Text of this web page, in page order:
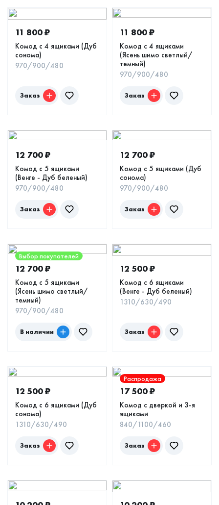
11 800₽
Комод с 4 ящиками (Дуб
сонома)
970/900/480
Заказ
11 800₽
Комод с 4 ящиками
(Ясень шимо светлый/
темный)
970/900/480
Заказ
12 700₽
Комод с 5 ящиками
(Венге - Дуб беленый)
970/900/480
Заказ
12 700₽
Комод с 5 ящиками (Дуб
сонома)
970/900/480
Заказ
Выбор покупателей
12 700₽
Комод с 5 ящиками
(Ясень шимо светлый/
темный)
970/900/480
В наличии
12 500₽
Комод с 6 ящиками
(Венге - Дуб беленый)
1310/630/490
Заказ
12 500₽
Комод с 6 ящиками (Дуб
сонома)
1310/630/490
Заказ
Распродажа
17 500₽
Комод с дверкой и 3-я
ящиками
840/1100/460
Заказ